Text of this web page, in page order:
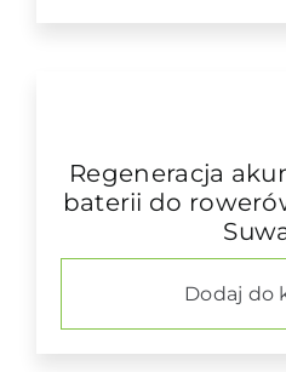
Regeneracja
baterii do
Dodaj do